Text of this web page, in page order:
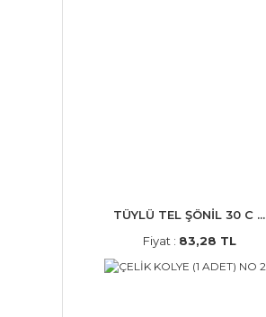
TÜYLÜ TEL ŞÖNİL 30 C ...
Fiyat : 83,28 TL